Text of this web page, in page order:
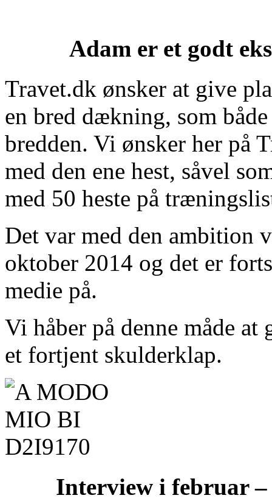
Adam er et godt
Travet.dk ønsker at give
en bred dækning, som
bredden. Vi ønsker her på
med den ene hest, såvel
med 50 heste på
Det var med den ambition
oktober 2014 og det er
medie på.
Vi håber på denne måde
et fortjent skulderklap.
Interview i februar